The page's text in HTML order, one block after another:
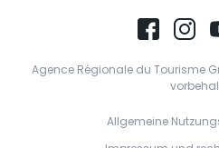
Agence Régionale du Tourisme
Allgemeine